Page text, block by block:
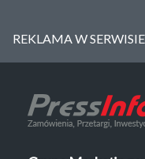
REKLAMA W SERWISIE